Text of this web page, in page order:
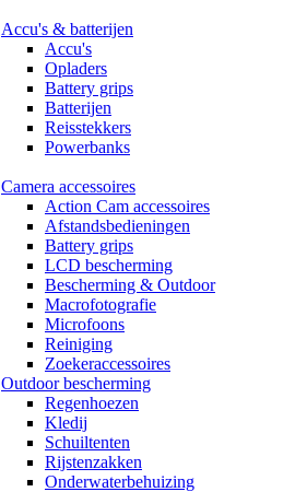
Accu's & batterijen
Accu's
Opladers
Battery grips
Batterijen
Reisstekkers
Powerbanks
Camera accessoires
Action Cam accessoires
Afstandsbedieningen
Battery grips
LCD bescherming
Bescherming & Outdoor
Macrofotografie
Microfoons
Reiniging
Zoekeraccessoires
Outdoor bescherming
Regenhoezen
Kledij
Schuiltenten
Rijstenzakken
Onderwaterbehuizing